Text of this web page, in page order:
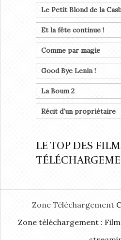
Le Petit Blond de la
Et la fête continue !
Comme par magie
Good Bye Lenin !
La Boum 2
Récit d'un propriétaire
LE TOP DES
Zone Téléchargement
Zone téléchargement :